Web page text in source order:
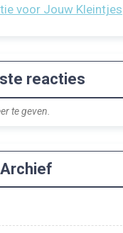
voor Jouw Kleintjes
reacties
te geven.
Archief